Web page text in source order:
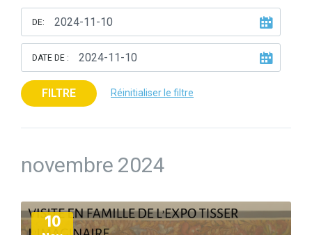
DE:
DATE DE :
FILTRE Réinitialiser le filtre
novembre 2024
10
Plus
d'informations